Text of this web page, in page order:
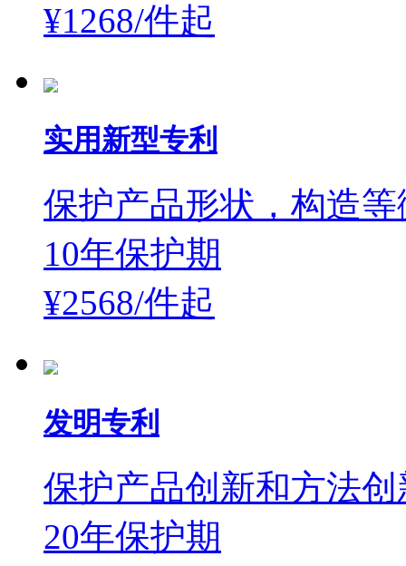
¥1268/件起
实用新型专利
保护产品形状，构造
10年保护期
¥2568/件起
发明专利
保护产品创新和方法创
20年保护期